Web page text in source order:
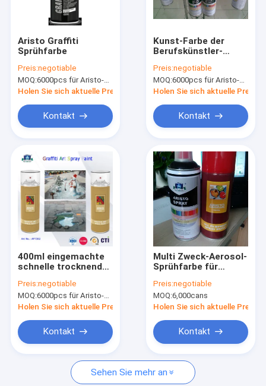
Produkte
Über uns
Werksbesichtigung
Qualitätskontrolle
Gewebesprühfarbe
Graffiti-Sprühfarbe
Acryl Sprühfarbe
Aristo Graffiti
Sprühfarbe
Preis:negotiable
MOQ:6000pcs für Aristo-Marke, 15000pcs für Kundenmarke
Holen Sie sich aktuelle Preis
Kontakt
Kunst-Farbe der
Berufskünstler-
Sprühfarbe-/DIY für
Glas-oder Auto-hohe
Qualität
Preis:negotiable
MOQ:6000pcs für Aristo-Marke, 15000pcs für Kundenmarke
Holen Sie sich aktuelle Preis
Kontakt
400ml eingemachte
schnelle trocknende
umweltsmäßigfarbe
für Künstler auf
Metallholz
Preis:negotiable
MOQ:6000pcs für Aristo-Marke, 15000pcs für Kundenmarke
Holen Sie sich aktuelle Preis
Kontakt
Multi Zweck-Aerosol-
Sprühfarbe für
Äußeres
Preis:negotiable
MOQ:6,000cans
Holen Sie sich aktuelle Preis
Kontakt
Sehen Sie mehr an